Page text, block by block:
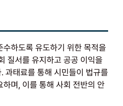
하도록 유도하기 위한 목적을
질서를 유지하고 공공 이익을
과태료를 통해 시민들이 법규를
며, 이를 통해 사회 전반의 안